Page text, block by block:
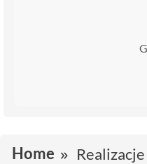
Home